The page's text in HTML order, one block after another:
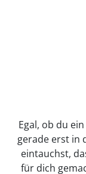
Egal, ob du
gerade erst in
eintauchst,
für dich